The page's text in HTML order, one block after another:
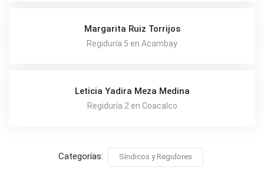
Margarita Ruiz Torrijos
Regiduría 5 en Acambay
Leticia Yadira Meza Medina
Regiduría 2 en Coacalco
Categorías: Síndicos y Regidores